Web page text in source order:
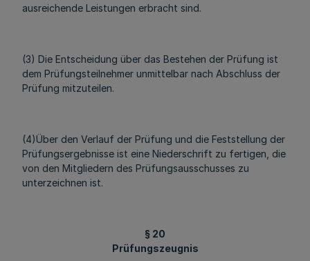
ausreichende Leistungen erbracht sind.
(3) Die Entscheidung über das Bestehen der Prüfung ist
dem Prüfungsteilnehmer unmittelbar nach Abschluss der
Prüfung mitzuteilen.
(4)Über den Verlauf der Prüfung und die Feststellung der
Prüfungsergebnisse ist eine Niederschrift zu fertigen, die
von den Mitgliedern des Prüfungsausschusses zu
unterzeichnen ist.
§ 20
Prüfungszeugnis